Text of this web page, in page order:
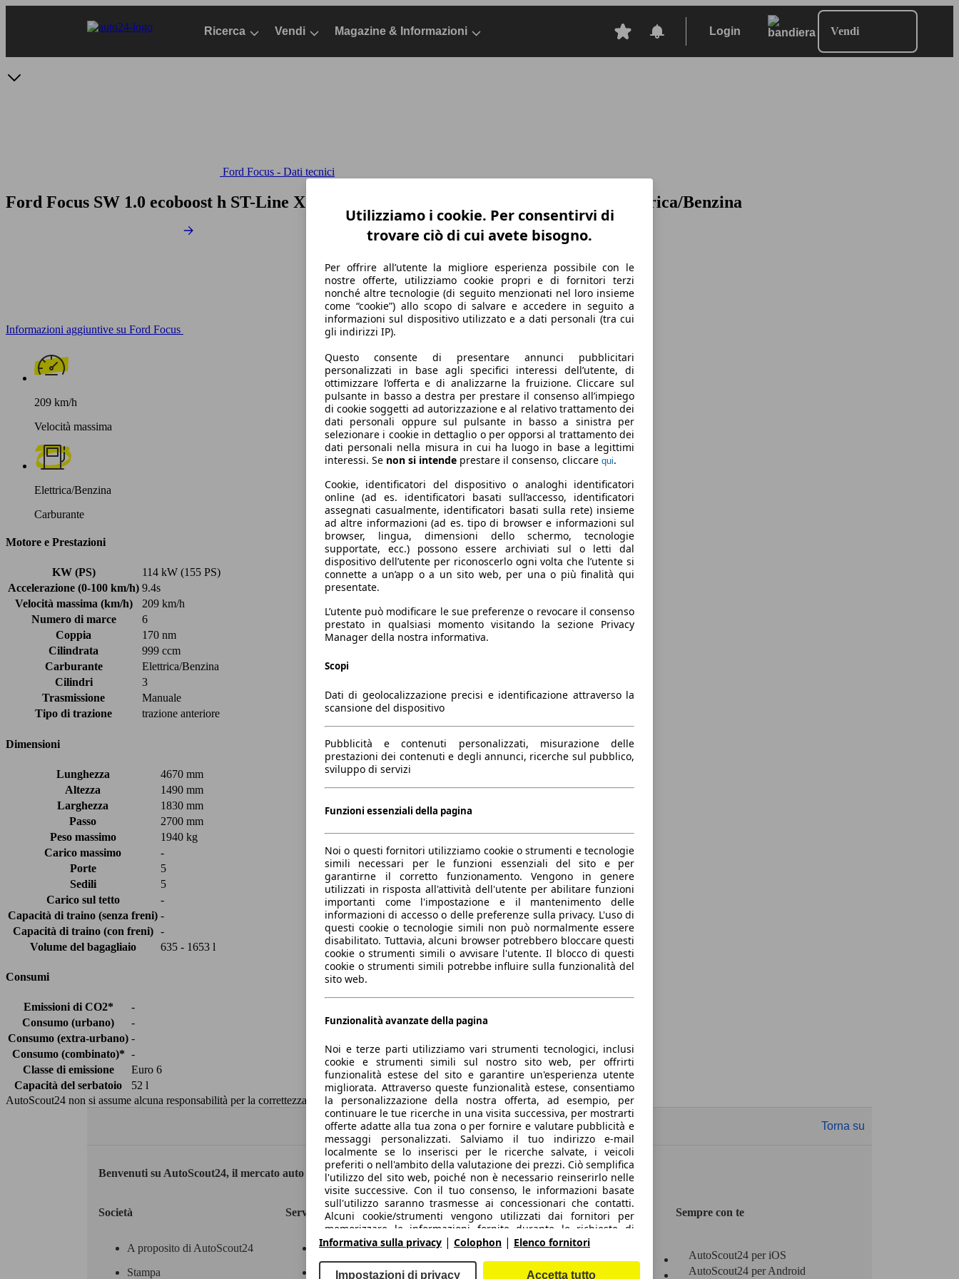
Ricerca Vendi Magazine & Informazioni Login Vendi
Ford Focus - Dati tecnici
Ford Focus SW 1.0 ecoboost h ST-Line X 155cv 2022 SW, Dal 2021, Station wagon, Elettrica/Benzina
Informazioni aggiuntive su Ford Focus
209 km/h
Velocità massima
Elettrica/Benzina
Carburante
Motore e Prestazioni
KW (PS)
114 kW (155 PS)
Accelerazione (0-100 km/h) 9.4s
Velocità massima (km/h)
209 km/h
Numero di marce
6
Coppia
170 nm
Cilindrata
999 ccm
Carburante
Elettrica/Benzina
Cilindri
3
Trasmissione
Manuale
Tipo di trazione
trazione anteriore
Dimensioni
Lunghezza
4670 mm
Altezza
1490 mm
Larghezza
1830 mm
Passo
2700 mm
Peso massimo
1940 kg
Carico massimo
-
Porte
5
Sedili
5
Carico sul tetto
-
Capacità di traino (senza freni) -
Capacità di traino (con freni)
-
Volume del bagagliaio
635 - 1653 l
Consumi
Emissioni di CO2*
-
Consumo (urbano)
-
Consumo (extra-urbano) -
Consumo (combinato)* -
Classe di emissione
Euro 6
Capacità del serbatoio
52 l
AutoScout24 non si assume alcuna responsabilità per la correttezza dei dati.
Torna su
Benvenuti su AutoScout24, il mercato auto europeo.
Società
A proposito di AutoScout24
Stampa
Servizi
Contatti
Marche e modelli
Area rivenditori
Servizi per i dealer
Sempre con te
AutoScout24 per iOS
AutoScout24 per Android
Utilizziamo i cookie. Per consentirvi di
trovare ciò di cui avete bisogno.
Per offrire all’utente la migliore esperienza possibile con le
nostre offerte, utilizziamo cookie propri e di fornitori terzi
nonché altre tecnologie (di seguito menzionati nel loro insieme
come “cookie”) allo scopo di salvare e accedere in seguito a
informazioni sul dispositivo utilizzato e a dati personali (tra cui
gli indirizzi IP).
Questo consente di presentare annunci pubblicitari
personalizzati in base agli specifici interessi dell’utente, di
ottimizzare l’offerta e di analizzarne la fruizione. Cliccare sul
pulsante in basso a destra per prestare il consenso all’impiego
di cookie soggetti ad autorizzazione e al relativo trattamento dei
dati personali oppure sul pulsante in basso a sinistra per
selezionare i cookie in dettaglio o per opporsi al trattamento dei
dati personali nella misura in cui ha luogo in base a legittimi
interessi. Se non si intende prestare il consenso, cliccare qui.
Cookie, identificatori del dispositivo o analoghi identificatori
online (ad es. identificatori basati sull’accesso, identificatori
assegnati casualmente, identificatori basati sulla rete) insieme
ad altre informazioni (ad es. tipo di browser e informazioni sul
browser, lingua, dimensioni dello schermo, tecnologie
supportate, ecc.) possono essere archiviati sul o letti dal
dispositivo dell’utente per riconoscerlo ogni volta che l’utente si
connette a un’app o a un sito web, per una o più finalità qui
presentate.
L’utente può modificare le sue preferenze o revocare il consenso
prestato in qualsiasi momento visitando la sezione Privacy
Manager della nostra informativa.
Scopi
Dati di geolocalizzazione precisi e identificazione attraverso la
scansione del dispositivo
Pubblicità e contenuti personalizzati, misurazione delle
prestazioni dei contenuti e degli annunci, ricerche sul pubblico,
sviluppo di servizi
Funzioni essenziali della pagina
Noi o questi fornitori utilizziamo cookie o strumenti e tecnologie
simili necessari per le funzioni essenziali del sito e per
garantirne il corretto funzionamento. Vengono in genere
utilizzati in risposta all'attività dell'utente per abilitare funzioni
importanti come l'impostazione e il mantenimento delle
informazioni di accesso o delle preferenze sulla privacy. L'uso di
questi cookie o tecnologie simili non può normalmente essere
disabilitato. Tuttavia, alcuni browser potrebbero bloccare questi
cookie o strumenti simili o avvisare l'utente. Il blocco di questi
cookie o strumenti simili potrebbe influire sulla funzionalità del
sito web.
Funzionalità avanzate della pagina
Noi e terze parti utilizziamo vari strumenti tecnologici, inclusi
cookie e strumenti simili sul nostro sito web, per offrirti
funzionalità estese del sito e garantire un'esperienza utente
migliorata. Attraverso queste funzionalità estese, consentiamo
la personalizzazione della nostra offerta, ad esempio, per
continuare le tue ricerche in una visita successiva, per mostrarti
offerte adatte alla tua zona o per fornire e valutare pubblicità e
messaggi personalizzati. Salviamo il tuo indirizzo e-mail
localmente se lo inserisci per le ricerche salvate, i veicoli
preferiti o nell'ambito della valutazione dei prezzi. Ciò semplifica
l'utilizzo del sito web, poiché non è necessario reinserirlo nelle
visite successive. Con il tuo consenso, le informazioni basate
sull'utilizzo saranno trasmesse ai concessionari che contatti.
Alcuni cookie/strumenti vengono utilizzati dai fornitori per
memorizzare le informazioni fornite durante le richieste di
finanziamento per 30 giorni e per riutilizzarle automaticamente
finanziamento. Senza l'utilizzo di tali cookie/strumenti, tali
Informativa sulla privacy | Colophon | Elenco fornitori
Impostazioni di privacy Accetta tutto